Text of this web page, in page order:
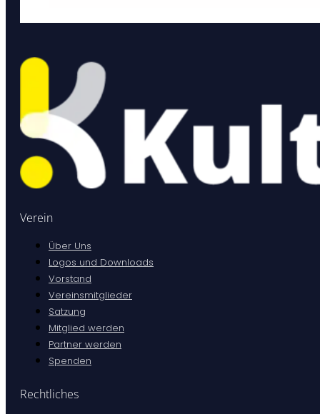
Verein
Über Uns
Logos und Downloads
Vorstand
Vereinsmitglieder
Satzung
Mitglied werden
Partner werden
Spenden
Rechtliches